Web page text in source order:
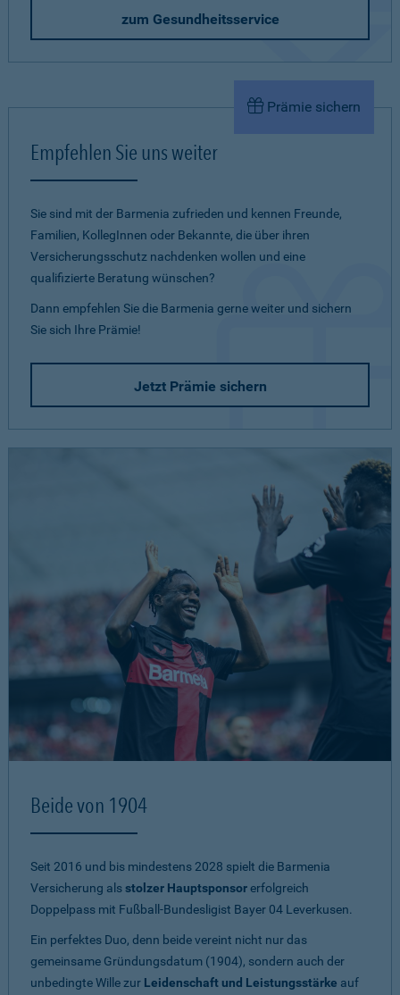
zum Gesundheitsservice
Prämie sichern
Empfehlen Sie uns weiter
Sie sind mit der Barmenia zufrieden und kennen Freunde,
Familien, KollegInnen oder Bekannte, die über ihren
Versicherungsschutz nachdenken wollen und eine
qualifizierte Beratung wünschen?
Dann empfehlen Sie die Barmenia gerne weiter und sichern
Sie sich Ihre Prämie!
Jetzt Prämie sichern
Beide von 1904
Seit 2016 und bis mindestens 2028 spielt die Barmenia
Versicherung alsstolzer Hauptsponsorerfolgreich
Doppelpass mit Fußball-Bundesligist Bayer 04 Leverkusen.
Ein perfektes Duo, denn beide vereint nicht nur das
gemeinsame Gründungsdatum (1904), sondern auch der
unbedingte Wille zur Leidenschaft und Leistungsstärke auf